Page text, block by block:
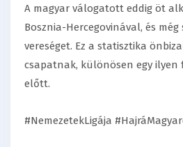
A magyar válogatott eddig öt
Bosznia-Hercegovinával, és
vereséget. Ez a statisztika
csapatnak, különösen egy ilyen
előtt.
#NemezetekLigája